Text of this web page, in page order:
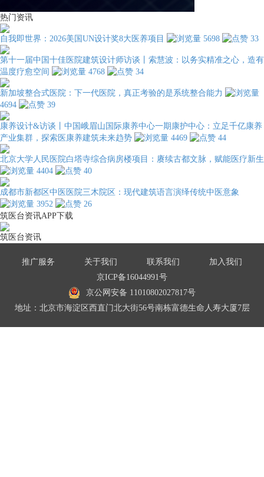
热门资讯
自我即世界：2026美国UN设计奖8大医养项目 5698 33
第十一届中国十佳医院建筑设计师访谈丨索慧波：以务实精准之心，造有
温度疗愈空间
4768 34
新加坡整合式医院：下一代医院，真正考验的是系统整合能力
4694
39
康养设计&访谈丨中国峨眉山国际康养中心一期康护中心：立足千亿康养
产业集群，探索医康养建筑未来趋势
4469 44
北京大学人民医院白塔寺综合病房楼项目：赓续古都文脉，赋能医疗新生
4404
40
成都市新都区中医医院三木院区：现代建筑语言演绎传统中医意象
3952
26
筑医台资讯APP下载
筑医台资讯
推广服务 关于我们 联系我们
加入我们
京ICP备16044991号
京公网安备 11010802027817号
地址：北京市海淀区西直门北大街56号南栋富德生命人寿大厦7层